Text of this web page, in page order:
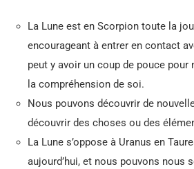
La Lune est en Scorpion toute la
encourageant à entrer en contact
peut y avoir un coup de pouce
la compréhension de soi.
Nous pouvons découvrir de
découvrir des choses ou des
La Lune s’oppose à Uranus en
aujourd’hui, et nous pouvons nous